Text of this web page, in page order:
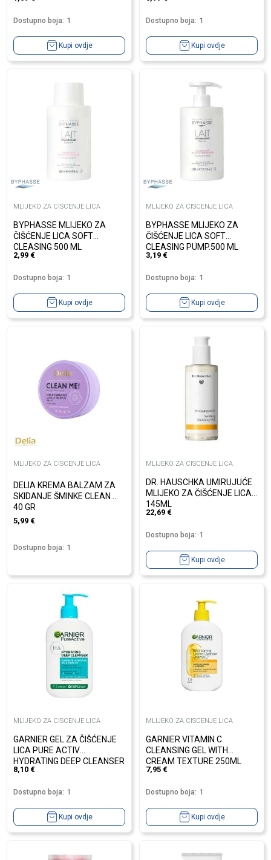
Dostupno boja: 1
Kupi ovdje
Dostupno boja: 1
Kupi ovdje
MLIJEKO ZA CISCENJE LICA
BYPHASSE MLIJEKO ZA
ČIŠĆENJE LICA SOFT
CLEASING 500 ML
2,99 €
Dostupno boja: 1
Kupi ovdje
MLIJEKO ZA CISCENJE LICA
BYPHASSE MLIJEKO ZA
ČIŠĆENJE LICA SOFT
CLEASING PUMP.500 ML
3,19 €
Dostupno boja: 1
Kupi ovdje
MLIJEKO ZA CISCENJE LICA
DELIA KREMA BALZAM ZA
SKIDANJE ŠMINKE CLEAN ME
40 GR
5,99 €
Dostupno boja: 1
MLIJEKO ZA CISCENJE LICA
DR. HAUSCHKA UMIRUJUĆE
MLIJEKO ZA ČIŠĆENJE LICA
145ML
22,69 €
Dostupno boja: 1
Kupi ovdje
MLIJEKO ZA CISCENJE LICA
GARNIER GEL ZA ČIŠĆENJE
LICA PURE ACTIV
HYDRATING DEEP CLEANSER
250ML
8,10 €
Dostupno boja: 1
Kupi ovdje
MLIJEKO ZA CISCENJE LICA
GARNIER VITAMIN C
CLEANSING GEL WITH
CREAM TEXTURE 250ML
7,95 €
Dostupno boja: 1
Kupi ovdje